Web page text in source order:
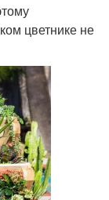
цветнике не